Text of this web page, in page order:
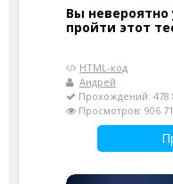
Вы
пройти этот
HTML-код
Андрей
Прохождений: 478
Просмотров: 906